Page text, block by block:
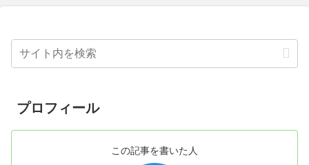
プロフィール
この記事を書いた人